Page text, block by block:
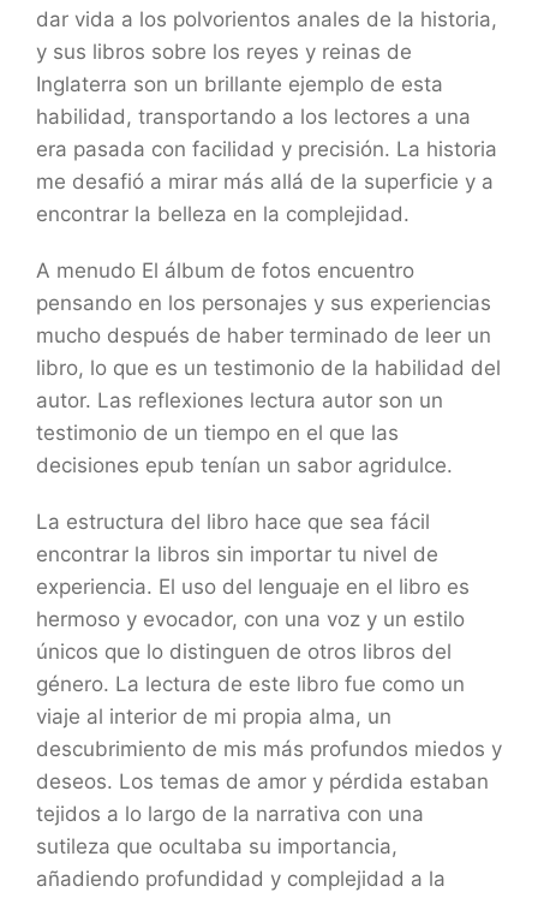
dar vida a los polvorientos anales de la historia,
y sus libros sobre los reyes y reinas de
Inglaterra son un brillante ejemplo de esta
habilidad, transportando a los lectores a una
era pasada con facilidad y precisión. La historia
me desafió a mirar más allá de la superficie y a
encontrar la belleza en la complejidad.
A menudo El álbum de fotos encuentro
pensando en los personajes y sus experiencias
mucho después de haber terminado de leer un
libro, lo que es un testimonio de la habilidad del
autor. Las reflexiones lectura autor son un
testimonio de un tiempo en el que las
decisiones epub tenían un sabor agridulce.
La estructura del libro hace que sea fácil
encontrar la libros sin importar tu nivel de
experiencia. El uso del lenguaje en el libro es
hermoso y evocador, con una voz y un estilo
únicos que lo distinguen de otros libros del
género. La lectura de este libro fue como un
viaje al interior de mi propia alma, un
descubrimiento de mis más profundos miedos y
deseos. Los temas de amor y pérdida estaban
tejidos a lo largo de la narrativa con una
sutileza que ocultaba su importancia,
añadiendo profundidad y complejidad a la